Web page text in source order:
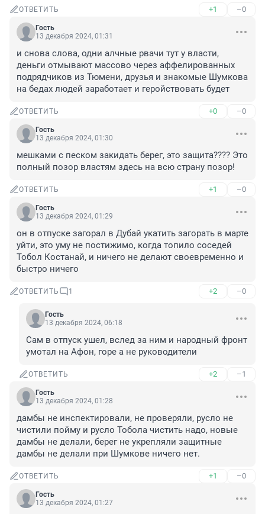
ОТВЕТИТЬ +1 –0
Гость
13 декабря 2024, 01:31
и снова слова, одни алчные рвачи тут у власти,
деньги отмывают массово через аффелированных
подрядчиков из Тюмени, друзья и знакомые Шумкова
на бедах людей заработает и геройствовать будет
ОТВЕТИТЬ +0 –0
Гость
13 декабря 2024, 01:30
мешками с песком закидать берег, это защита???? Это
полный позор властям здесь на всю страну позор!
ОТВЕТИТЬ +1 –0
Гость
13 декабря 2024, 01:29
он в отпуске загорал в Дубай укатить загорать в марте
уйти, это уму не постижимо, когда топило соседей
Тобол Костанай, и ничего не делают своевременно и
быстро ничего
ОТВЕТИТЬ 1 +2 –0
Гость
13 декабря 2024, 06:18
Сам в отпуск ушел, вслед за ним и народный фронт
умотал на Афон, горе а не руководители
ОТВЕТИТЬ +2 –1
Гость
13 декабря 2024, 01:28
дамбы не инспектировали, не проверяли, русло не
чистили пойму и русло Тобола чистить надо, новые
дамбы не делали, берег не укрепляли защитные
дамбы не делали при Шумкове ничего нет.
ОТВЕТИТЬ +1 –0
Гость
13 декабря 2024, 01:27